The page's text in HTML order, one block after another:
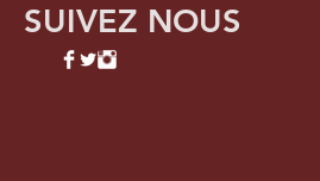
SUIVEZ NOUS